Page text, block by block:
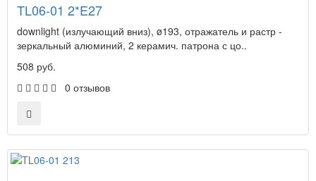
TL06-01 2*E27
downlight (излучающий вниз), ø193, отражатель и растр -
зеркальный алюминий, 2 керамич. патрона с цо..
508 руб.
0 отзывов